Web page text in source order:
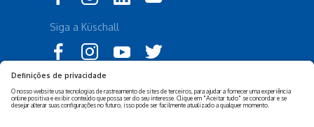
Declaração de Acessibilidade
Política Legal Invacare
Siga a Küschall